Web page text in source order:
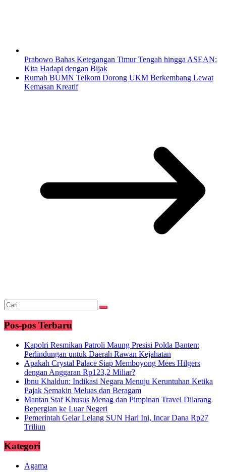
Prabowo Bahas Ketegangan Timur Tengah hingga ASEAN:
Kita Hadapi dengan Bijak
Rumah BUMN Telkom Dorong UKM Berkembang Lewat
Kemasan Kreatif
Pos-pos Terbaru
Kapolri Resmikan Patroli Maung Presisi Polda Banten:
Perlindungan untuk Daerah Rawan Kejahatan
Apakah Crystal Palace Siap Memboyong Mees Hilgers
dengan Anggaran Rp123,2 Miliar?
Ibnu Khaldun: Indikasi Negara Menuju Keruntuhan Ketika
Pajak Semakin Meluas dan Beragam
Mantan Staf Khusus Menag dan Pimpinan Travel Dilarang
Bepergian ke Luar Negeri
Pemerintah Gelar Lelang SUN Hari Ini, Incar Dana Rp27
Triliun
Kategori
Agama